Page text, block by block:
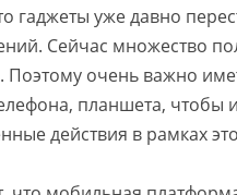
гаджеты уже давно
Сейчас множество
Поэтому очень важно
планшета, чтобы
действия в рамках